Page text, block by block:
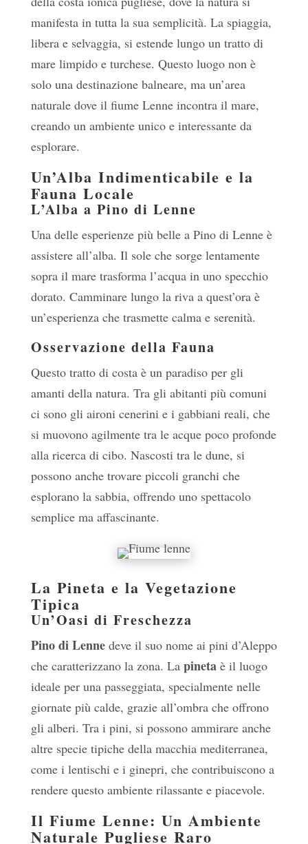
manifesta in tutta la sua semplicità. La spiaggia,
libera e selvaggia, si estende lungo un tratto di
mare limpido e turchese. Questo luogo non è
solo una destinazione balneare, ma un’area
naturale dove il fiume Lenne incontra il mare,
creando un ambiente unico e interessante da
esplorare.
Un’Alba Indimenticabile e la
Fauna Locale
L’Alba a Pino di Lenne
Una delle esperienze più belle a Pino di Lenne è
assistere all’alba. Il sole che sorge lentamente
sopra il mare trasforma l’acqua in uno specchio
dorato. Camminare lungo la riva a quest’ora è
un’esperienza che trasmette calma e serenità.
Osservazione della Fauna
Questo tratto di costa è un paradiso per gli
amanti della natura. Tra gli abitanti più comuni
ci sono gli aironi cenerini e i gabbiani reali, che
si muovono agilmente tra le acque poco profonde
alla ricerca di cibo. Nascosti tra le dune, si
possono anche trovare piccoli granchi che
esplorano la sabbia, offrendo uno spettacolo
semplice ma affascinante.
La Pineta e la Vegetazione
Tipica
Un’Oasi di Freschezza
Pino di Lennedeve il suo nome ai pini d’Aleppo
che caratterizzano la zona. La pinetaè il luogo
ideale per una passeggiata, specialmente nelle
giornate più calde, grazie all’ombra che offrono
gli alberi. Tra i pini, si possono ammirare anche
altre specie tipiche della macchia mediterranea,
come i lentischi e i ginepri, che contribuiscono a
rendere questo ambiente rilassante e piacevole.
Il Fiume Lenne: Un Ambiente
Naturale Pugliese Raro